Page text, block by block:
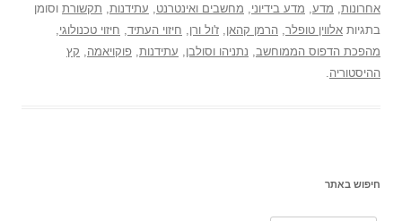
אחרונות מדע מדע בידיוני מחשבים ואינטרנט עתידנות תקשורת וסומן
בתגיות אלווין טופלר הרמן קהאן ז'ול ורן חיזוי העתיד חיזוי טכנולוגי
מהפכת הדפוס הממוחשב נתניהו וסולבן עתידנות פוקויאמה
קץ
ההיסטוריה
חיפוש באתר